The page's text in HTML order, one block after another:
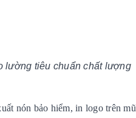
lường tiêu chuẩn chất lượng
nón bảo hiểm, in logo trên mũ